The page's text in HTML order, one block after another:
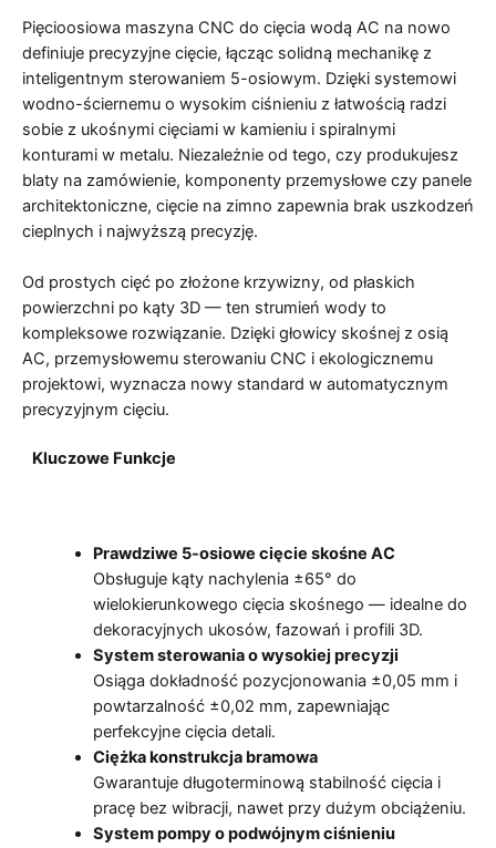
Pięcioosiowa maszyna CNC do cięcia wodą AC na nowo
definiuje precyzyjne cięcie, łącząc solidną mechanikę z
inteligentnym sterowaniem 5-osiowym. Dzięki systemowi
wodno-ściernemu o wysokim ciśnieniu z łatwością radzi
sobie z ukośnymi cięciami w kamieniu i spiralnymi
konturami w metalu. Niezależnie od tego, czy produkujesz
blaty na zamówienie, komponenty przemysłowe czy panele
architektoniczne, cięcie na zimno zapewnia brak uszkodzeń
cieplnych i najwyższą precyzję.
Od prostych cięć po złożone krzywizny, od płaskich
powierzchni po kąty 3D — ten strumień wody to
kompleksowe rozwiązanie. Dzięki głowicy skośnej z osią
AC, przemysłowemu sterowaniu CNC i ekologicznemu
projektowi, wyznacza nowy standard w automatycznym
precyzyjnym cięciu.
Kluczowe Funkcje
Prawdziwe 5-osiowe cięcie skośne AC
Obsługuje kąty nachylenia ±65° do
wielokierunkowego cięcia skośnego — idealne do
dekoracyjnych ukosów, fazowań i profili 3D.
System sterowania o wysokiej precyzji
Osiąga dokładność pozycjonowania ±0,05 mm i
powtarzalność ±0,02 mm, zapewniając
perfekcyjne cięcia detali.
Ciężka konstrukcja bramowa
Gwarantuje długoterminową stabilność cięcia i
pracę bez wibracji, nawet przy dużym obciążeniu.
System pompy o podwójnym ciśnieniu